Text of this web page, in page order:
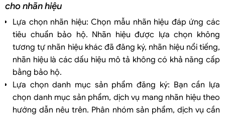
cho nhãn hiệu
Lựa chọn nhãn hiệu: Chọn mẫu nhãn hiệu đáp ứng các
tiêu chuẩn bảo hộ. Nhãn hiệu được lựa chọn không
tương tự nhãn hiệu khác đã đăng ký, nhãn hiệu nổi tiếng,
nhãn hiệu là các dấu hiệu mô tả không có khả năng cấp
bằng bảo hộ.
Lựa chọn danh mục sản phẩm đăng ký: Bạn cần lựa
chọn danh mục sản phẩm, dịch vụ mang nhãn hiệu theo
hướng dẫn nêu trên. Phân nhóm sản phẩm, dịch vụ cần